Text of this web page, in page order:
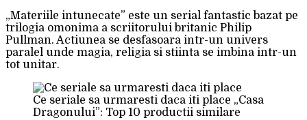
„Materiile intunecate” este un serial fantastic bazat pe
trilogia omonima a scriitorului britanic Philip
Pullman. Actiunea se desfasoara intr-un univers
paralel unde magia, religia si stiinta se imbina intr-un
tot unitar.
Ce seriale sa urmaresti daca iti place „Casa
Dragonului”: Top 10 productii similare